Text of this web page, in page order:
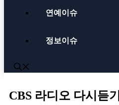
연예이슈
정보이슈
CBS 라디오 다시듣